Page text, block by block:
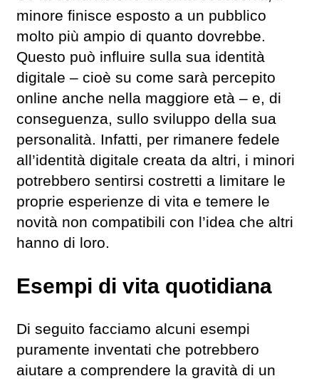
minore finisce esposto a un pubblico
molto più ampio di quanto dovrebbe.
Questo può influire sulla sua identità
digitale – cioè su come sarà percepito
online anche nella maggiore età – e, di
conseguenza, sullo sviluppo della sua
personalità. Infatti, per rimanere fedele
all’identità digitale creata da altri, i minori
potrebbero sentirsi costretti a limitare le
proprie esperienze di vita e temere le
novità non compatibili con l’idea che altri
hanno di loro.
Esempi di vita quotidiana
Di seguito facciamo alcuni esempi
puramente inventati che potrebbero
aiutare a comprendere la gravità di un